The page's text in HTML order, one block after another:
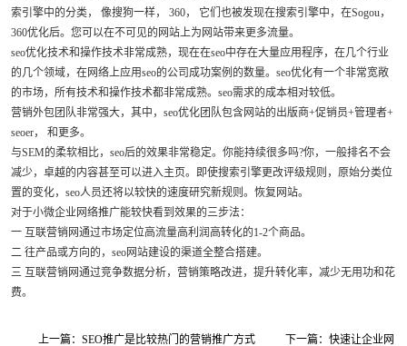
索引擎中的分类， 像搜狗一样， 360， 它们也被发现在搜索引擎中，在Sogou，
360优化后。您可以在不可见的网站上为网站带来更多流量。
seo优化技术和操作技术非常成熟，现在在seo中存在大量应用程序，在几个行业
的几个领域，在网络上应用seo的公司成功案例的数量。seo优化有一个非常宽敞
的市场，所有技术和操作技术都非常成熟。seo需求的成本相对较低。
营销外包团队非常强大，其中，seo优化团队包含网站的出版商+促销员+管理者+
seoer， 和更多。
与SEM的柔软相比，seo后的效果非常稳定。你能持续很多吗?你，一般排名不会
减少，卓越的内容甚至可以进入主页。即使搜索引擎更改评级规则，原始分类位
置的变化，seo人员还将以较快的速度研究新规则。恢复网站。
对于小微企业网络推广能较快看到效果的三步法：
一 互联营销网通过市场定位高流量高利润高转化的1-2个商品。
二 往产品或方向的，seo网站建设的渠道全整合搭建。
三 互联营销网通过竞争数据分析，营销策略改进，提升转化率，减少无用功和花
费。
上一篇：SEO推广是比较热门的营销推广方式
下一篇：快速让企业网